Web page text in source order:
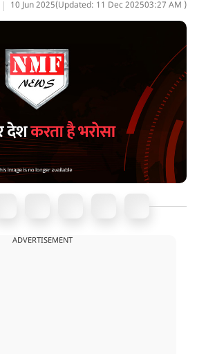
10 Jun 2025(Updated: 11 Dec 202503:27 AM )
ADVERTISEMENT